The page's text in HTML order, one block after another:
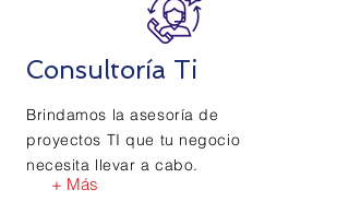
Consultoría Ti
Brindamos la asesoría de
proyectos TI que tu negocio
necesita llevar a cabo.
+ Más